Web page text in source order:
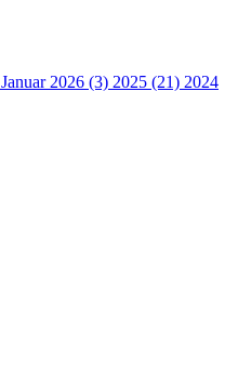
Januar 2026 (3) 2025 (21) 2024